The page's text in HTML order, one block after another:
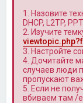
1. Назовите
DHCP, L2TP,
2. Изучите
3. Настройте
4. Дочитайте
случаев люди
пропускают
5. Если не
вбиваем там /